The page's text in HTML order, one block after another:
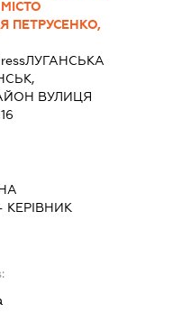
ПЕТРУСЕНКО,
ЛУГАНСЬКА
ВУЛИЦЯ
КЕРІВНИК